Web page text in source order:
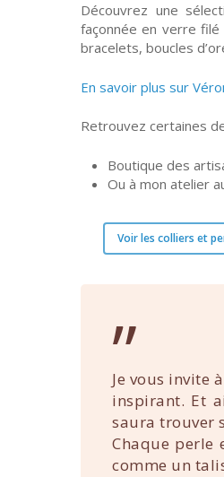
Découvrez une
façonnée en verre
bracelets, boucles
En savoir plus sur
Retrouvez certaines
Boutique des
Ou à mon atelier
Voir les colliers et
”
Je vous invite
inspirant. Et
saura trouver
Chaque
comme un